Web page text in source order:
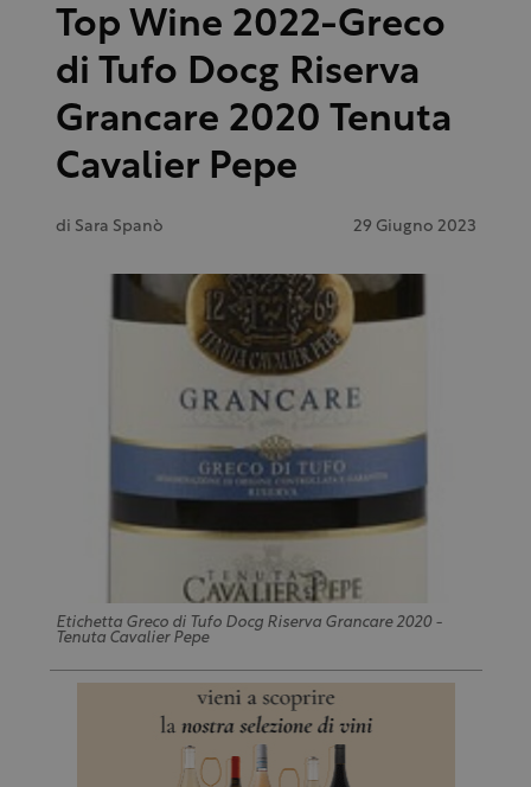
Top Wine 2022-Greco
di Tufo Docg Riserva
Grancare 2020 Tenuta
Cavalier Pepe
di Sara Spanò 29 Giugno 2023
Etichetta Greco di Tufo Docg Riserva Grancare 2020 -
Tenuta Cavalier Pepe